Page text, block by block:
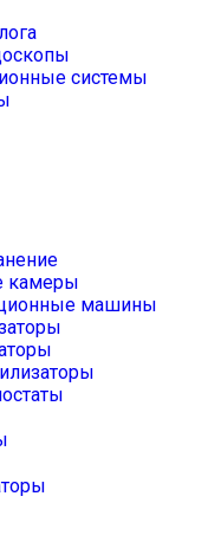
системы
камеры
машины